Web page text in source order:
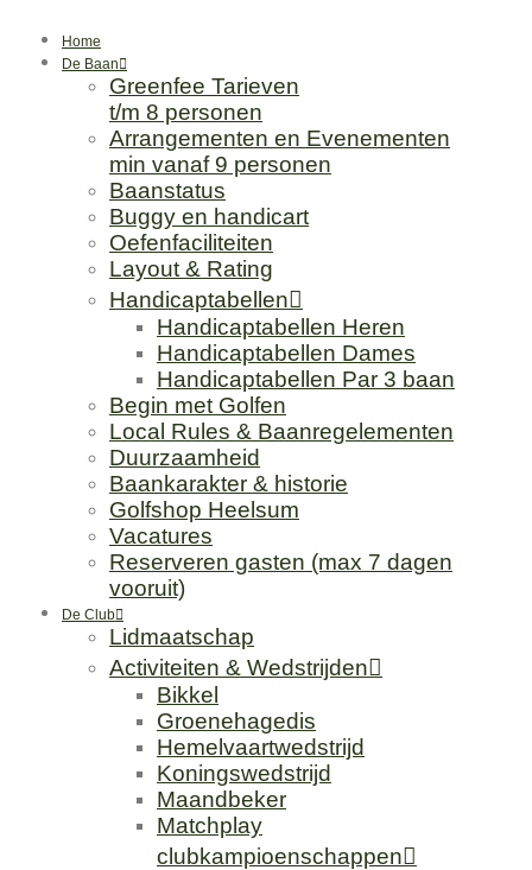
naar
Home
De Baan
Greenfee Tarieven
t/m 8 personen
Arrangementen en Evenementen
min vanaf 9 personen
Baanstatus
Buggy en handicart
Oefenfaciliteiten
Layout & Rating
Handicaptabellen
Handicaptabellen Heren
Handicaptabellen Dames
Handicaptabellen Par 3 baan
Begin met Golfen
Local Rules & Baanregelementen
Duurzaamheid
Baankarakter & historie
Golfshop Heelsum
Vacatures
Reserveren gasten (max 7 dagen
vooruit)
De Club
Lidmaatschap
Activiteiten & Wedstrijden
Bikkel
Groenehagedis
Hemelvaartwedstrijd
Koningswedstrijd
Maandbeker
Matchplay
clubkampioenschappen